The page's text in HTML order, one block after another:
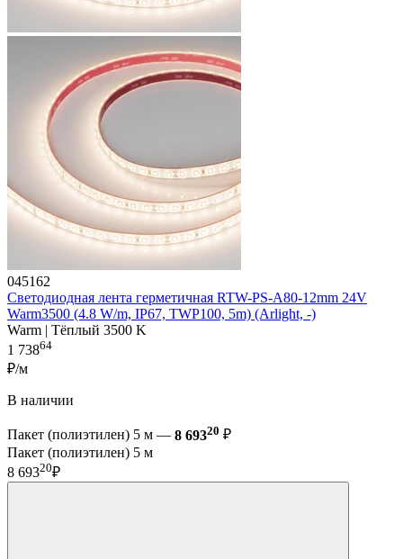
045162
Светодиодная лента герметичная RTW-PS-A80-12mm 24V
Warm3500 (4.8 W/m, IP67, TWP100, 5m) (Arlight, -)
Warm | Тёплый 3500 K
1 73864
₽/м
В наличии
Пакет (полиэтилен) 5 м — 8 69320 ₽
Пакет (полиэтилен) 5 м
8 69320₽